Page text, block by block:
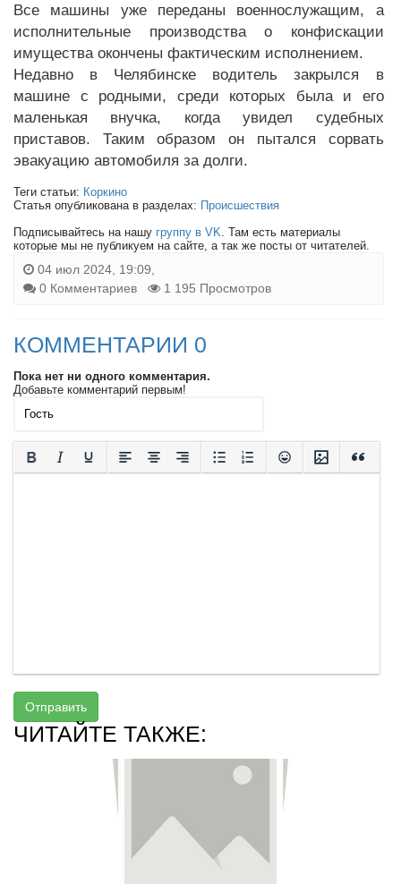
Все машины уже переданы военнослужащим, а
исполнительные производства о конфискации
имущества окончены фактическим исполнением.
Недавно в Челябинске водитель закрылся в
машине с родными, среди которых была и его
маленькая внучка, когда увидел судебных
приставов. Таким образом он пытался сорвать
эвакуацию автомобиля за долги.
Теги статьи: Коркино
Статья опубликована в разделах: Происшествия
Подписывайтесь на нашу группу в VK . Там есть материалы
которые мы не публикуем на сайте, а так же посты от читателей.
04 июл 2024, 19:09,
0 Комментариев
1 195 Просмотров
КОММЕНТАРИИ 0
Пока нет ни одного комментария.
Добавьте комментарий первым!
Отправить
ЧИТАЙТЕ ТАКЖЕ: